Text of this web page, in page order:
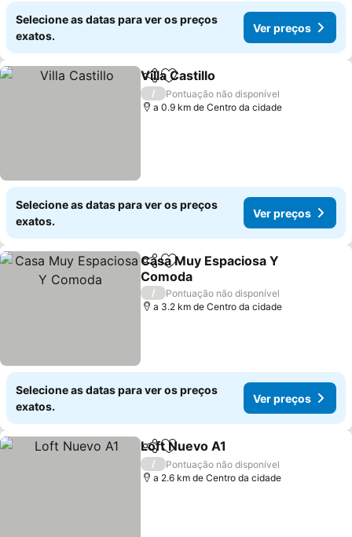
Selecione as datas para ver os preços
exatos.
Ver preços
PartilharAdicionar aos favoritos
Villa Castillo
/
Pontuação não disponível
a 0.9 km de Centro da cidade
Selecione as datas para ver os preços
exatos.
Ver preços
PartilharAdicionar aos favoritos
Casa Muy Espaciosa Y
Comoda
Ver preços
/
Pontuação não disponível
a 3.2 km de Centro da cidade
Selecione as datas para ver os preços
exatos.
Ver preços
PartilharAdicionar aos favoritos
Loft Nuevo A1
/
Pontuação não disponível
a 2.6 km de Centro da cidade